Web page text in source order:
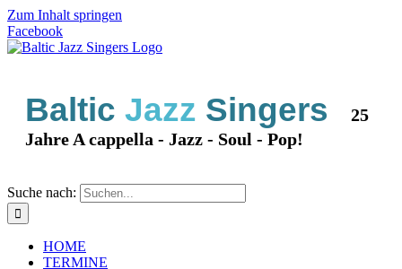
Zum Inhalt springen
Facebook
Baltic Jazz Singers 25
Jahre A cappella - Jazz - Soul - Pop!
Suche nach:
HOME
TERMINE